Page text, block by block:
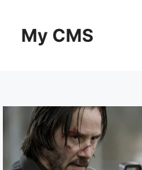
contentMy CMS